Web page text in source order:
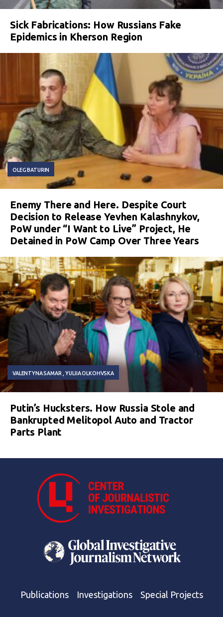
Sick Fabrications: How Russians Fake
Epidemics in Kherson Region
OLEG BATURIN
Enemy There and Here. Despite Court
Decision to Release Yevhen Kalashnykov,
PoW under “I Want to Live” Project, He
Detained in PoW Camp Over Three Years
VALENTYNA SAMAR YULIIA OLKOHVSKA
Putin’s Hucksters. How Russia Stole and
Bankrupted Melitopol Auto and Tractor
Parts Plant
Publications Investigations Special Projects